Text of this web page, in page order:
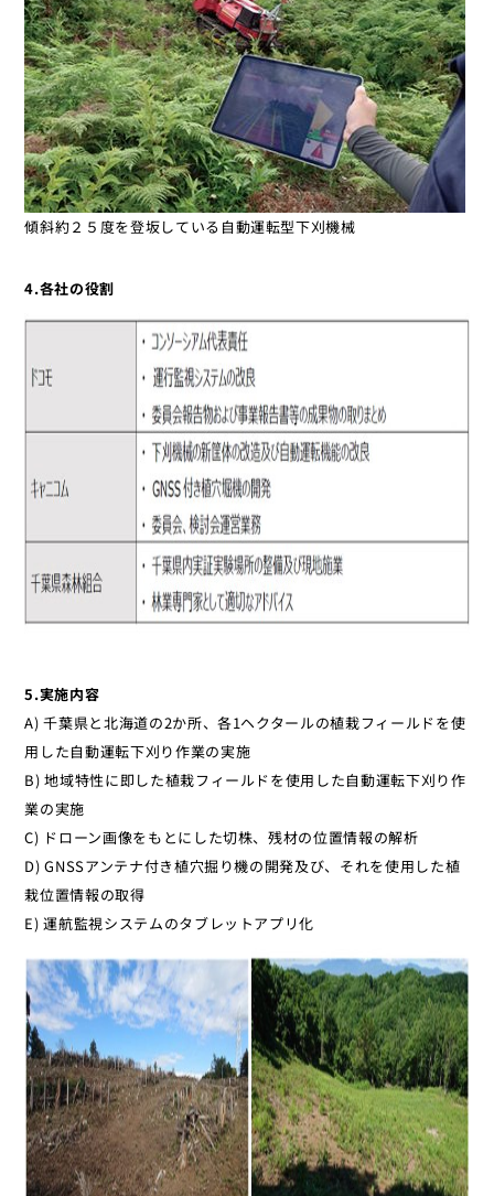
傾斜約２５度を登坂している自動運転型下刈機械
4.各社の役割
5.実施内容
A) 千葉県と北海道の2か所、各1ヘクタールの植栽フィールドを使
用した自動運転下刈り作業の実施
B) 地域特性に即した植栽フィールドを使用した自動運転下刈り作
業の実施
C) ドローン画像をもとにした切株、残材の位置情報の解析
D) GNSSアンテナ付き植穴掘り機の開発及び、それを使用した植
栽位置情報の取得
E) 運航監視システムのタブレットアプリ化